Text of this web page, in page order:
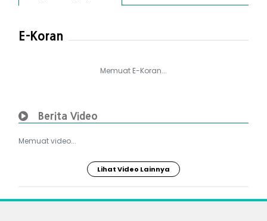
E-Koran
Memuat E-Koran...
Berita Video
Memuat video...
Lihat Video Lainnya